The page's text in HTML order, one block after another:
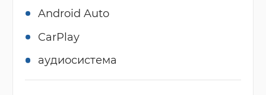
Android Auto
CarPlay
аудиосистема